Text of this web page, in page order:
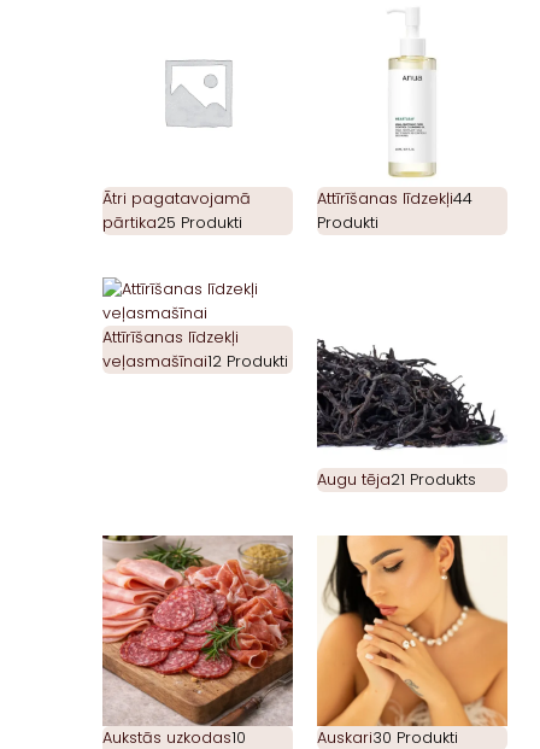
Ātri pagatavojamā
pārtika25 Produkti
Attīrīšanas līdzekļi44
Produkti
Attīrīšanas līdzekļi
veļasmašīnai12 Produkti
Augu tēja21 Produkts
Aukstās uzkodas10
Auskari30 Produkti